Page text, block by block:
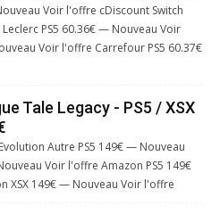
Voir l'offre cDiscount Switch
PS5 60.36€ — Nouveau Voir
Voir l'offre Carrefour PS5 60.37€
Tale Legacy - PS5 / XSX
Autre PS5 149€ — Nouveau
Voir l'offre Amazon PS5 149€
XSX 149€ — Nouveau Voir l'offre